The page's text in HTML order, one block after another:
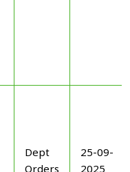
Dept
25-09-